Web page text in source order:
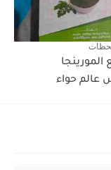
المورينجا
عالم حواء